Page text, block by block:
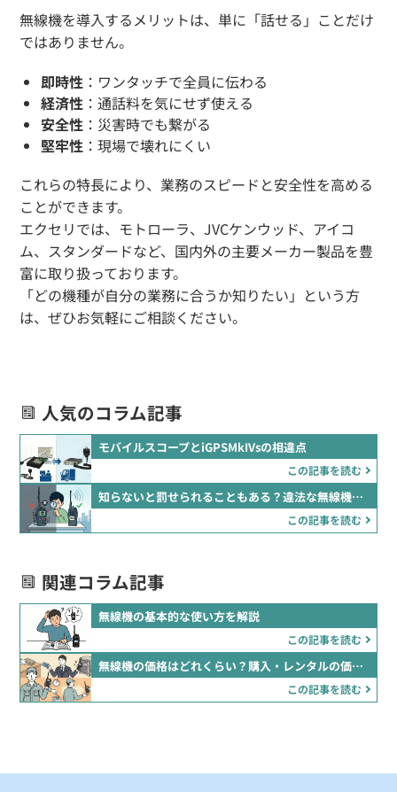
無線機を導入するメリットは、単に「話せる」ことだけ
ではありません。
即時性 ：ワンタッチで全員に伝わる
経済性 ：通話料を気にせず使える
安全性 ：災害時でも繋がる
堅牢性 ：現場で壊れにくい
これらの特長により、業務のスピードと安全性を高める
ことができます。
エクセリでは、モトローラ、JVCケンウッド、アイコ
ム、スタンダードなど、国内外の主要メーカー製品を豊
富に取り扱っております。
「どの機種が自分の業務に合うか知りたい」という方
は、ぜひお気軽にご相談ください。
人気のコラム記事
モバイルスコープとiGPSMkIVsの相違点
この記事を読む
知らないと罰せられることもある？違法な無線機の見分け方
この記事を読む
関連コラム記事
無線機の基本的な使い方を解説
この記事を読む
無線機の価格はどれくらい？購入・レンタルの価格を比較
この記事を読む